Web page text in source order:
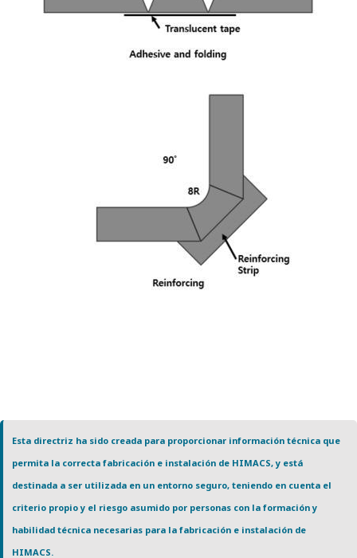
Esta directriz ha sido creada para proporcionar información técnica que
permita la correcta fabricación e instalación de HIMACS, y está
destinada a ser utilizada en un entorno seguro, teniendo en cuenta el
criterio propio y el riesgo asumido por personas con la formación y
habilidad técnica necesarias para la fabricación e instalación de
HIMACS.